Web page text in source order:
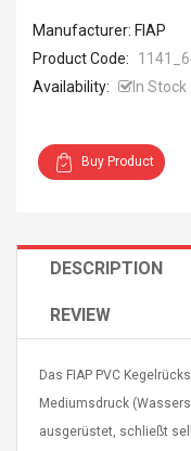
Manufacturer: FIAP
Product Code:
Availability:
In Stock
Buy Product
DESCRIPTION
REVIEW
Das FIAP PVC
Mediumsdruck
ausgerüstet, schließt